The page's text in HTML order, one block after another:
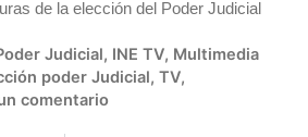
de la elección del Poder Judicial
Judicial, INE TV, Multimedia
poder Judicial, TV,
comentario